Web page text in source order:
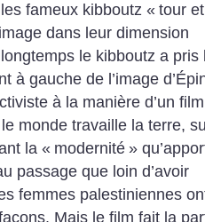
fameux kibboutz « tour et
dans leur dimension
le kibboutz a pris
à gauche de l’image
à la manière d’un
monde travaille la terre,
la « modernité »
passage que loin d’avoir
femmes palestiniennes
Mais le film fait la